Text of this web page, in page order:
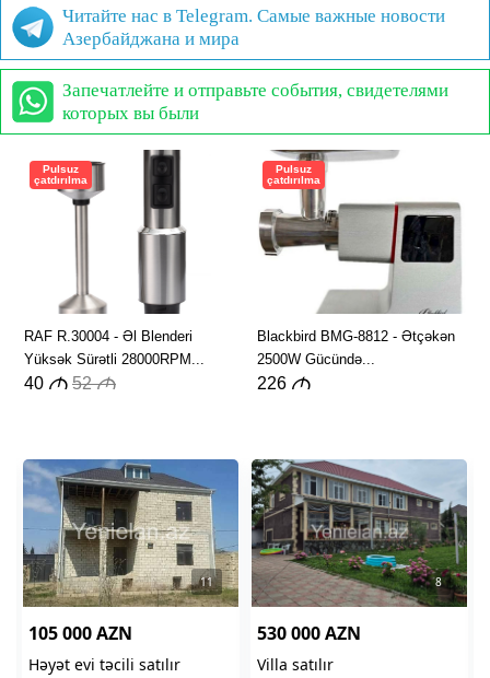
Читайте нас в Telegram. Самые важные новости
Азербайджана и мира
Запечатлейте и отправьте события, свидетелями
которых вы были